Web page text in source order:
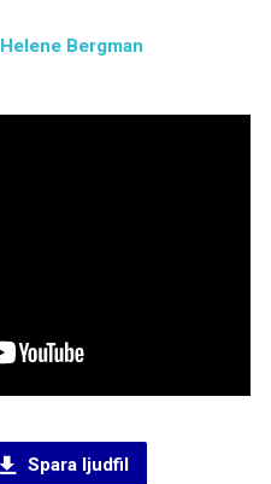
Helene Bergman
Spara ljudfil